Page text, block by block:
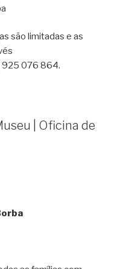
são limitadas e as
925 076 864.
| Oficina de